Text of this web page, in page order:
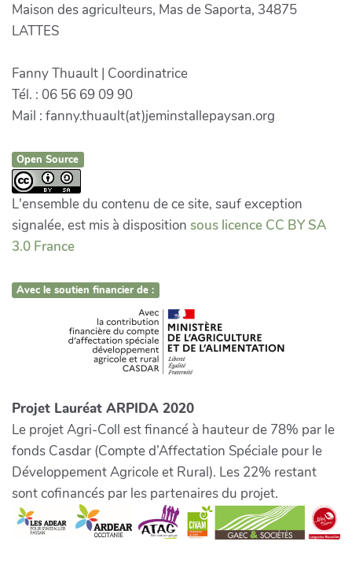
Maison des agriculteurs, Mas de Saporta, 34875
LATTES
Fanny Thuault | Coordinatrice
Tél. : 06 56 69 09 90
Mail : fanny.thuault(at)jeminstallepaysan.org
Open Source
L'ensemble du contenu de ce site, sauf exception
signalée, est mis à disposition sous licence CC BY SA
3.0 France
Avec le soutien financier de :
Projet Lauréat ARPIDA 2020
Le projet Agri-Coll est financé à hauteur de 78% par le
fonds Casdar (Compte d’Affectation Spéciale pour le
Développement Agricole et Rural). Les 22% restant
sont cofinancés par les partenaires du projet.